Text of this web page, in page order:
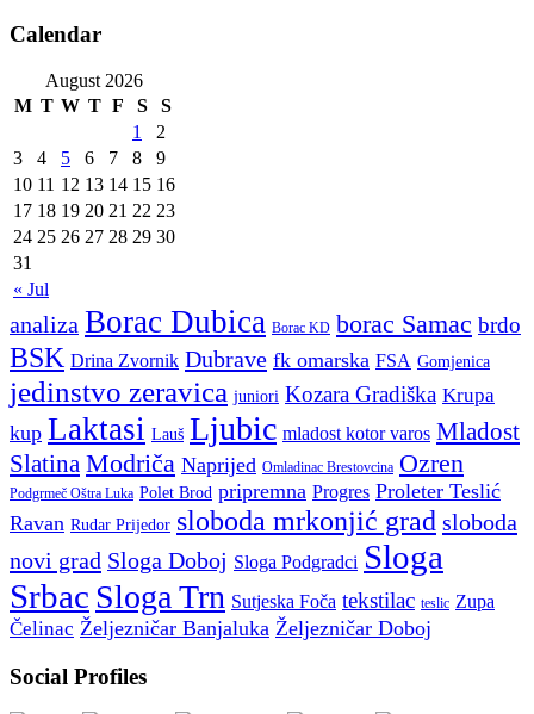
Calendar
August 2026
M T W T F S S
« Jul
1
2
3
4 5 6 7 8
9
10 11 12 13 14 15 16
17 18 19 20 21 22 23
24 25 26 27 28 29 30
31
analiza Borac Dubica Borac KD borac Samac brdo
BSK Drina Zvornik Dubrave fk omarska FSA Gomjenica
jedinstvo zeravica juniori Kozara Gradiška Krupa
kup Laktasi Lauš Ljubic mladost kotor varos Mladost
Slatina Modriča Naprijed Omladinac Brestovcina Ozren
Podgrmeč Oštra Luka Polet Brod pripremna Progres Proleter Teslić
Ravan Rudar Prijedor sloboda mrkonjić grad sloboda
novi grad Sloga Doboj Sloga Podgradci Sloga
Srbac Sloga Trn Sutjeska Foča tekstilac teslic Zupa
Čelinac Željezničar Banjaluka Željezničar Doboj
Social Profiles